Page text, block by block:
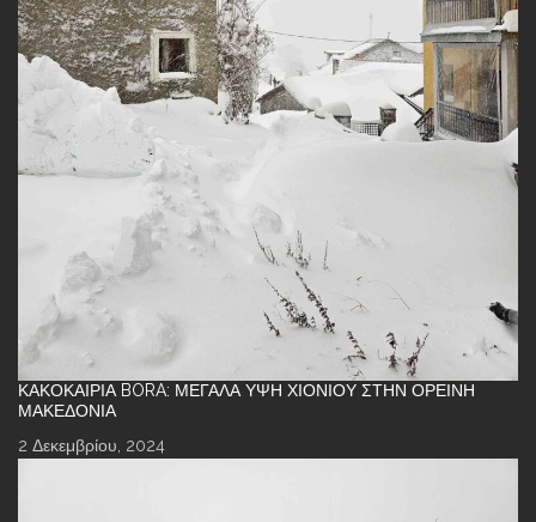
ΚΑΚΟΚΑΙΡΊΑ BORA: ΜΕΓΆΛΑ ΎΨΗ ΧΙΟΝΙΟΎ ΣΤΗΝ ΟΡΕΙΝΉ
ΜΑΚΕΔΟΝΊΑ
2 Δεκεμβρίου, 2024